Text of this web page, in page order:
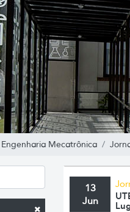
Engenharia Mecatrônica
13
Jun